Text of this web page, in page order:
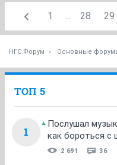
1 ... 28 29
НГС.Форум Основные
ТОП 5
1
Послушал
как бороться
2 691 36